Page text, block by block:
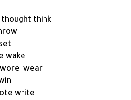
thought think
wake
wore wear
write